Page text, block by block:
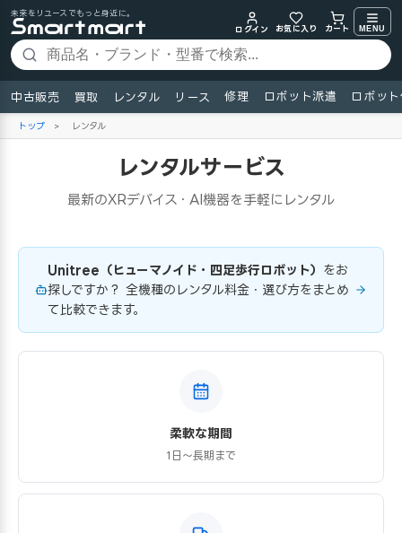
未来をリユースでもっと身近に。
ログイン
お気に入り カート MENU
中古販売 買取 レンタル リース 修理 ロボット派遣 ロボッ
トップ > レンタル
レンタルサービス
最新のXRデバイス・AI機器を手軽にレンタル
Unitree（ヒューマノイド・四足歩行ロボット） をお
探しですか？ 全機種のレンタル料金・選び方をまとめ
て比較できます。
柔軟な期間
1日〜長期まで